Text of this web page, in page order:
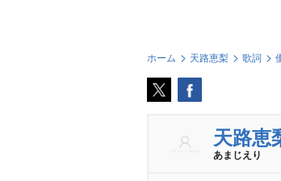
ホーム 天路恵梨 歌詞
天路恵
あまじえり